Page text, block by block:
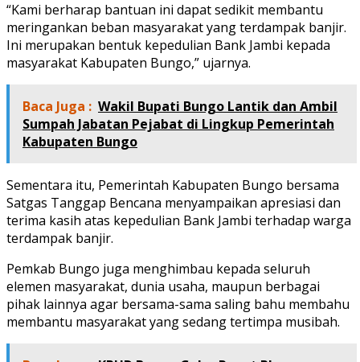
“Kami berharap bantuan ini dapat sedikit membantu
meringankan beban masyarakat yang terdampak banjir.
Ini merupakan bentuk kepedulian Bank Jambi kepada
masyarakat Kabupaten Bungo,” ujarnya.
Baca Juga : Wakil Bupati Bungo Lantik dan Ambil
Sumpah Jabatan Pejabat di Lingkup Pemerintah
Kabupaten Bungo
Sementara itu, Pemerintah Kabupaten Bungo bersama
Satgas Tanggap Bencana menyampaikan apresiasi dan
terima kasih atas kepedulian Bank Jambi terhadap warga
terdampak banjir.
Pemkab Bungo juga menghimbau kepada seluruh
elemen masyarakat, dunia usaha, maupun berbagai
pihak lainnya agar bersama-sama saling bahu membahu
membantu masyarakat yang sedang tertimpa musibah.